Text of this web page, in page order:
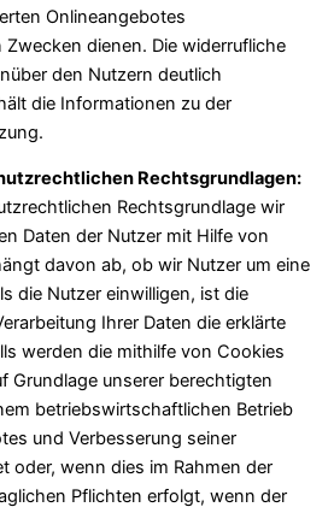
Onlineangebotes
dienen. Die widerrufliche
den Nutzern deutlich
die Informationen zu der
Rechtsgrundlagen:
Rechtsgrundlage wir
Daten der Nutzer mit Hilfe von
davon ab, ob wir Nutzer um eine
die Nutzer einwilligen, ist die
Ihrer Daten die erklärte
werden die mithilfe von Cookies
Grundlage unserer berechtigten
betriebswirtschaftlichen Betrieb
und Verbesserung seiner
oder, wenn dies im Rahmen der
Pflichten erfolgt, wenn der